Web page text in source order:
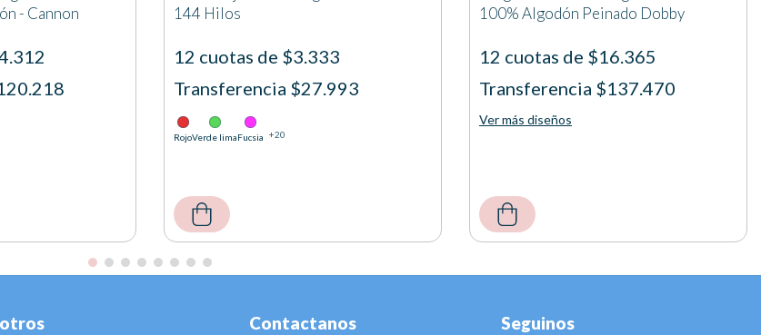
- Cannon
144 Hilos
12 cuotas de $3.333
Transferencia $27.993
RojoVerde limaFucsia +20
100% Algodón Peinado Dobby
12 cuotas de $16.365
Transferencia $137.470
Ver más diseños
Contactanos Seguinos